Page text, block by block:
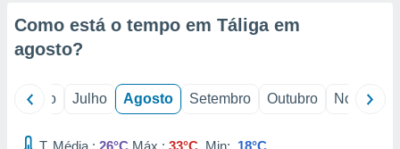
estudos
e
Como está o tempo em Táliga em
agosto?
Junho Julho Agosto Setembro Outubro Novembro
T. Média : 26°C Máx.: 33°C Min: 18°C